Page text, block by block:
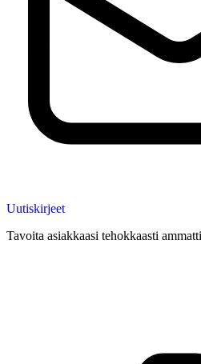
Uutiskirjeet
Tavoita asiakkaasi tehokkaasti